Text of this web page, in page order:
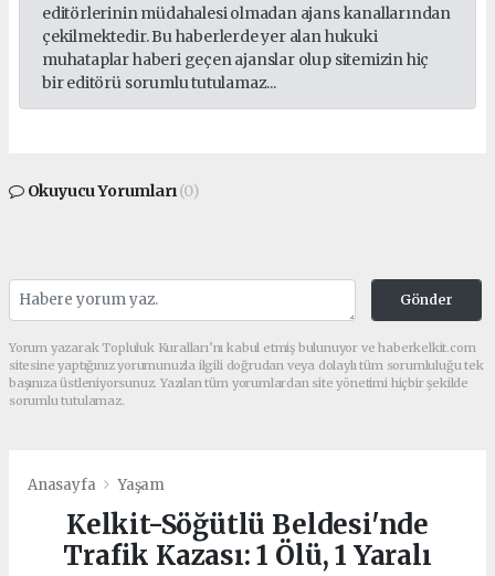
editörlerinin müdahalesi olmadan ajans kanallarından
çekilmektedir. Bu haberlerde yer alan hukuki
muhataplar haberi geçen ajanslar olup sitemizin hiç
bir editörü sorumlu tutulamaz...
Okuyucu Yorumları(0)
Gönder
Yorum yazarak Topluluk Kuralları’nı kabul etmiş bulunuyor ve haberkelkit.com
sitesine yaptığınız yorumunuzla ilgili doğrudan veya dolaylı tüm sorumluluğu tek
başınıza üstleniyorsunuz. Yazılan tüm yorumlardan site yönetimi hiçbir şekilde
sorumlu tutulamaz.
Anasayfa Yaşam
Kelkit-Söğütlü Beldesi'nde
Trafik Kazası: 1 Ölü, 1 Yaralı